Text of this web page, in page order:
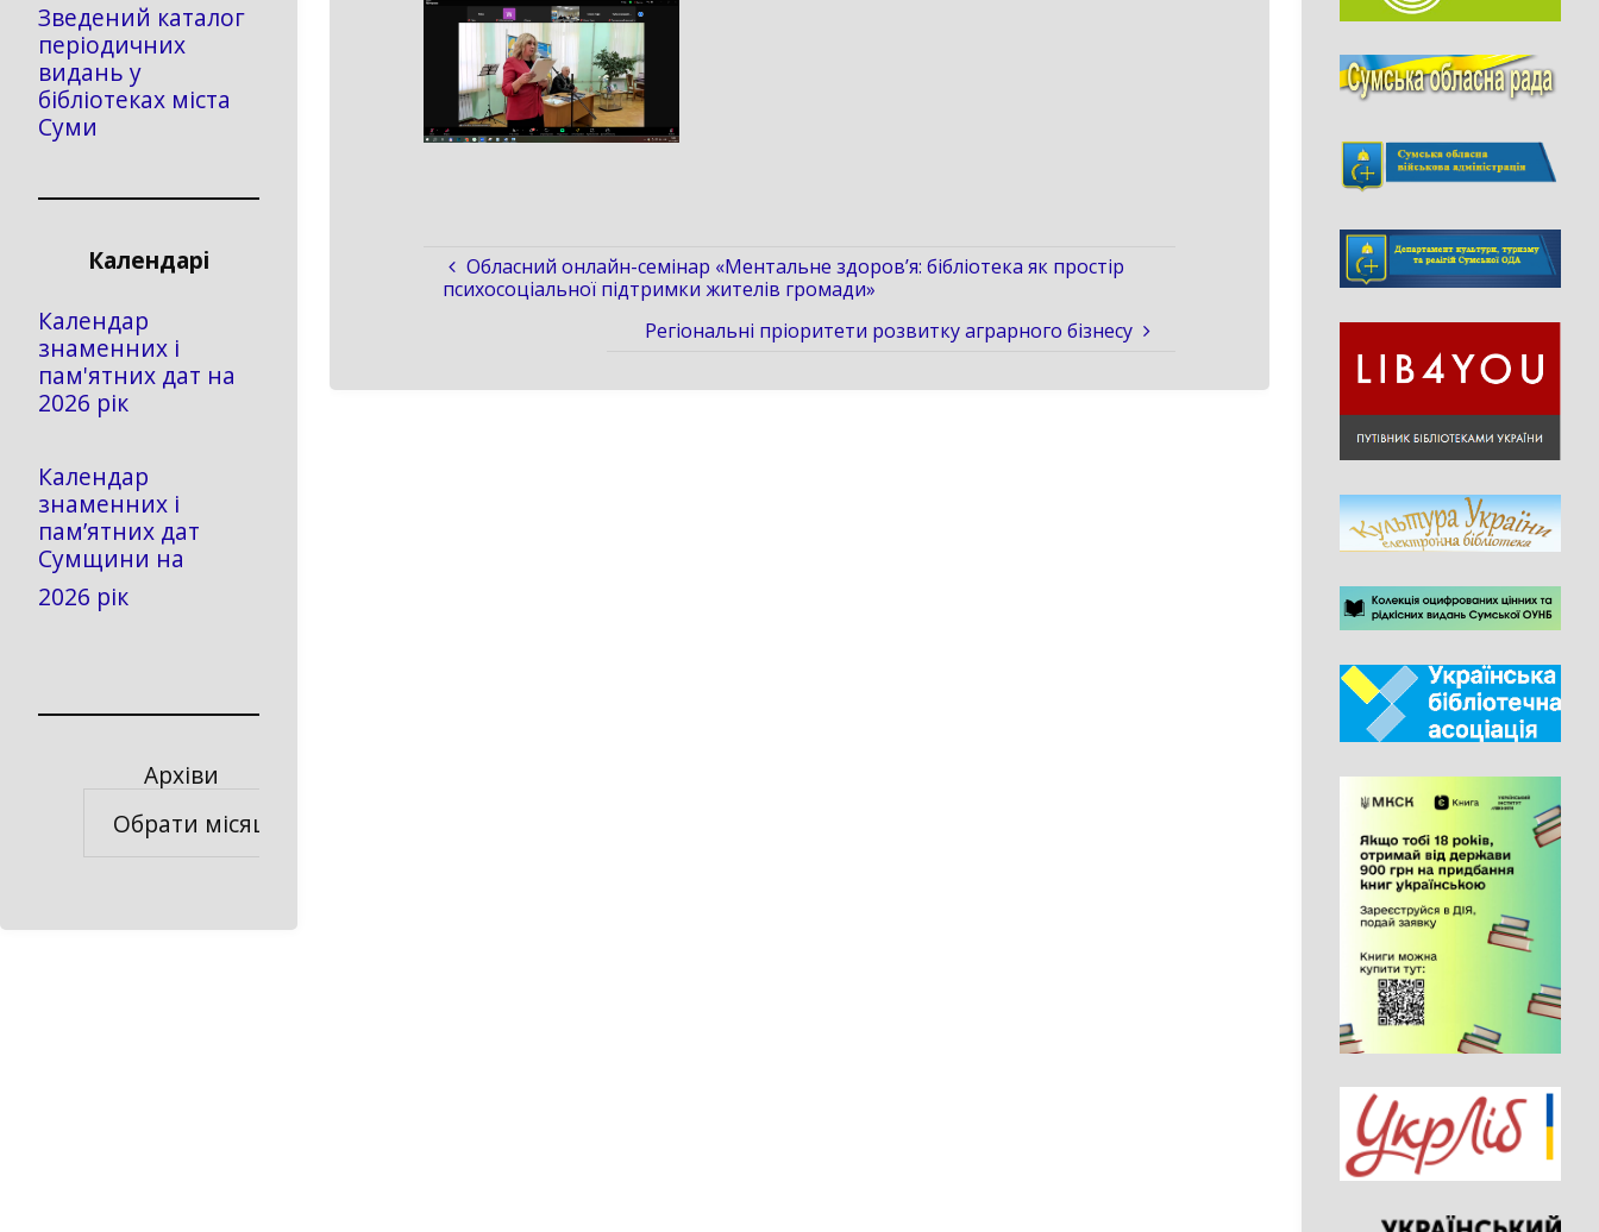
Обласний онлайн-семінар «Ментальне здоров’я: бібліотека як простір
психосоціальної підтримки жителів громади»
Регіональні пріоритети розвитку аграрного бізнесу
Зведений каталог
періодичних
видань у
бібліотеках міста
Суми
Календарі
Календар
знаменних і
пам'ятних дат на
2026 рік
Календар
знаменних і
пам’ятних дат
Сумщини на
2026 рік
Архіви